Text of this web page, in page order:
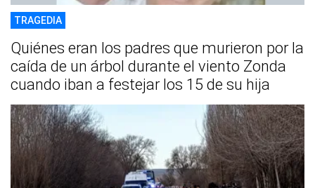
TRAGEDIA
Quiénes eran los padres que murieron por la
caída de un árbol durante el viento Zonda
cuando iban a festejar los 15 de su hija